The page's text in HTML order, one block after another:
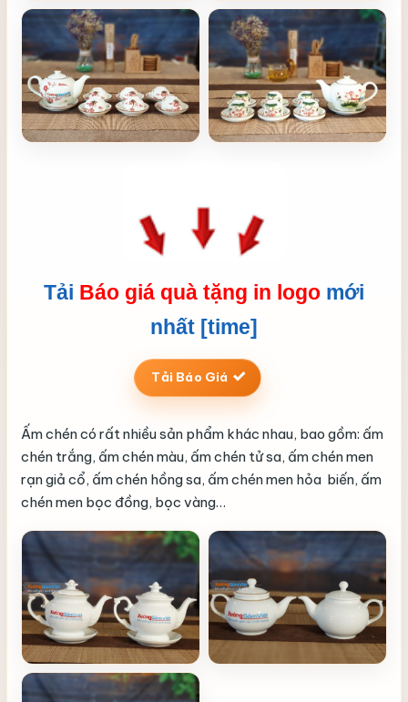
Tải Báo giá quà tặng in logo mới
nhất [time]
Tải Báo Giá
Ấm chén có rất nhiều sản phẩm khác nhau, bao gồm: ấm
chén trắng, ấm chén màu, ấm chén tử sa, ấm chén men
rạn giả cổ, ấm chén hồng sa, ấm chén men hỏa biến, ấm
chén men bọc đồng, bọc vàng…